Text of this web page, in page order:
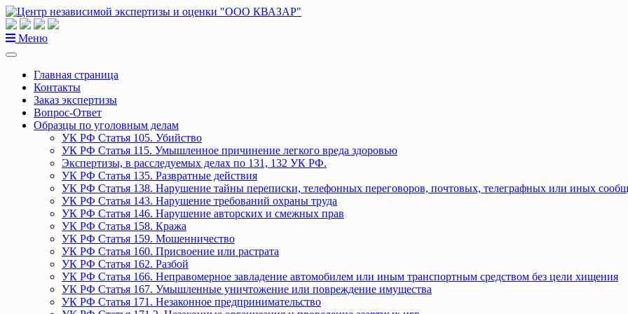
Перейти
к
содержанию
Меню
Главная страница
Контакты
Заказ экспертизы
Вопрос-Ответ
Образцы по уголовным делам
УК РФ Статья 105. Убийство
УК РФ Статья 115. Умышленное причинение легкого вреда здоровью
Экспертизы, в расследуемых делах по 131, 132 УК РФ.
УК РФ Статья 135. Развратные действия
УК РФ Статья 138. Нарушение тайны переписки, телефонных переговоров, почтовых, телеграфных или иных
УК РФ Статья 143. Нарушение требований охраны труда
УК РФ Статья 146. Нарушение авторских и смежных прав
УК РФ Статья 158. Кража
УК РФ Статья 159. Мошенничество
УК РФ Статья 160. Присвоение или растрата
УК РФ Статья 162. Разбой
УК РФ Статья 166. Неправомерное завладение автомобилем или иным транспортным средством без цели хищения
УК РФ Статья 167. Умышленные уничтожение или повреждение имущества
УК РФ Статья 171. Незаконное предпринимательство